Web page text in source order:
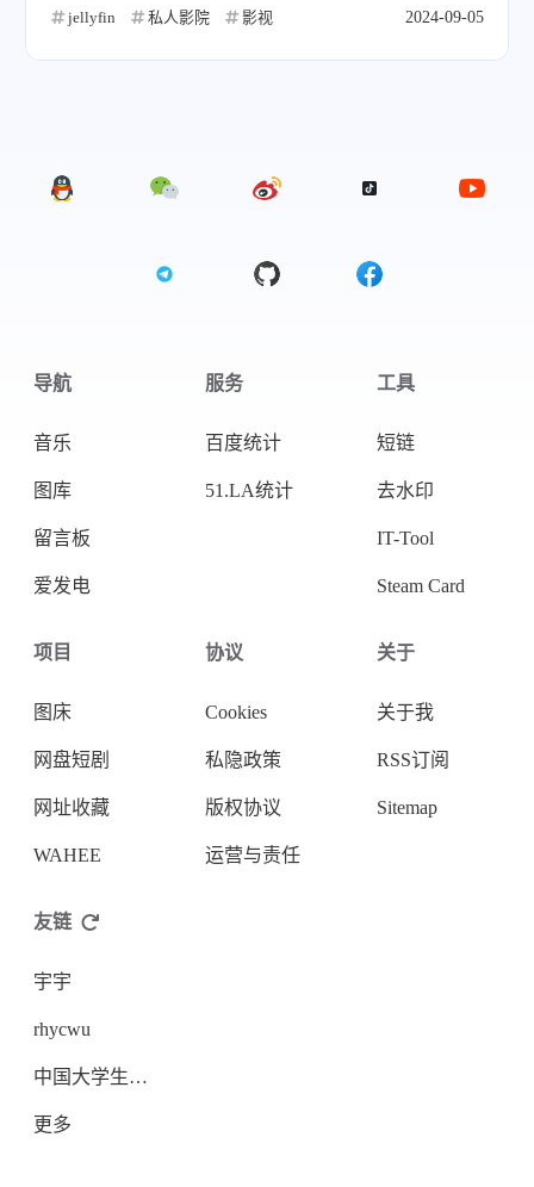
支付宝
jellyfin 私人影院 影视 2024-09-05
导航
音乐
图库
留言板
爱发电
服务
百度统计
51.LA统计
工具
短链
去水印
IT-Tool
Steam Card
项目
图床
网盘短剧
网址收藏
WAHEE
协议
Cookies
私隐政策
版权协议
运营与责任
关于
关于我
RSS订阅
Sitemap
友链
宇宇
rhycwu
中国大学生开放论坛
更多